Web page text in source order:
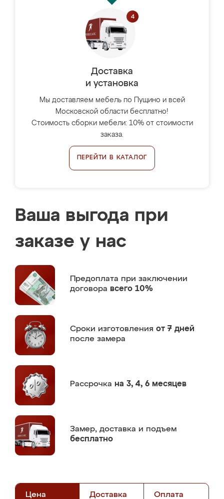
Доставка
и установка
Мы доставляем мебель по Пущино и всей
Московской области бесплатно!
Стоимость сборки мебели: 10% от стоимости
заказа.
ПЕРЕЙТИ В КАТАЛОГ
Ваша выгода при
заказе у нас
Предоплата при заключении
договора всего 10%
Сроки изготовления от 7 дней
после замера
Рассрочка на 3, 4, 6 месяцев
Замер, доставка и подъем
бесплатно
Цена Доставка Оплата